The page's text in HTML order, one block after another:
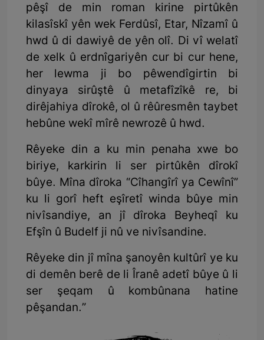
pêşî de min roman kirine pirtûkên
kilasîskî yên wek Ferdûsî, Etar, Nîzamî û
hwd û di dawiyê de yên olî. Di vî welatî
de xelk û erdnîgariyên cur bi cur hene,
her lewma ji bo pêwendîgirtin bi
dinyaya sirûştê û metafîzîkê re, bi
dirêjahiya dîrokê, ol û rêûresmên taybet
hebûne wekî mîrê newrozê û hwd.
Rêyeke din a ku min penaha xwe bo
biriye, karkirin li ser pirtûkên dîrokî
bûye. Mîna dîroka “Cîhangîrî ya Cewînî”
ku li gorî heft eşîretî winda bûye min
nivîsandiye, an jî dîroka Beyheqî ku
Efşîn û Budelf ji nû ve nivîsandine.
Rêyeke din jî mîna şanoyên kultûrî ye ku
di demên berê de li Îranê adetî bûye û li
ser şeqam û kombûnana hatine
pêşandan.”